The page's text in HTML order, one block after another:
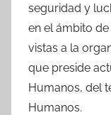
seguridad y
en el ámbito
vistas a la
que preside
Humanos, del
Humanos.